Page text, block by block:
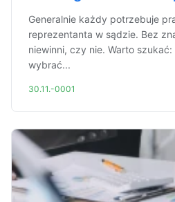
Generalnie każdy potrzebuje
reprezentanta w sądzie. Bez
niewinni, czy nie. Warto
wybrać...
30.11.-0001